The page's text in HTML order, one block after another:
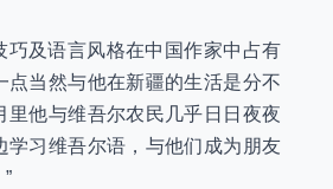
及语言风格在中国作家中占有
点当然与他在新疆的生活是分不
里他与维吾尔农民几乎日日夜夜
学习维吾尔语，与他们成为朋友